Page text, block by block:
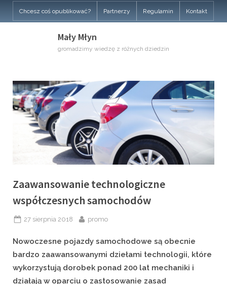
Chcesz coś opublikować? Partnerzy Regulamin Kontakt
Mały Młyn
gromadzimy wiedzę z różnych dziedzin
Zaawansowanie technologiczne
współczesnych samochodów
Posted
27 sierpnia 2018 By
promo
Nowoczesne pojazdy samochodowe są obecnie
bardzo zaawansowanymi dziełami technologii, które
wykorzystują dorobek ponad 200 lat mechaniki i
działają w oparciu o zastosowanie zasad